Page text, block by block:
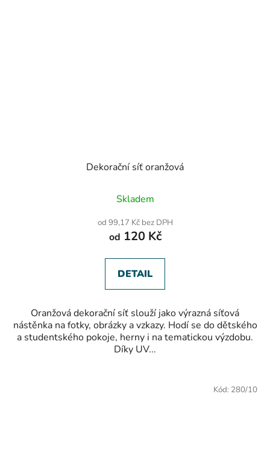
Dekorační síť oranžová
hodnocení
je
5,0
5
hvězdiček.
Skladem
od 99,17 Kč bez DPH
od 120 Kč
DETAIL
Oranžová dekorační síť slouží jako výrazná síťová
nástěnka na fotky, obrázky a vzkazy. Hodí se do dětského
a studentského pokoje, herny i na tematickou výzdobu.
Díky UV...
Kód: 280/10